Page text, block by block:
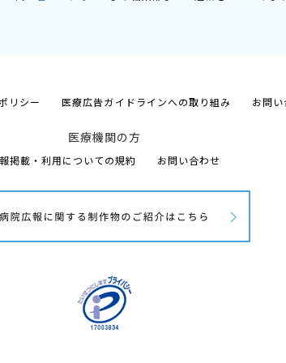
リシー 医療広告ガイドラインへの取り組み お問
医療機関の方
掲載・利用についての規約 お問い合わせ